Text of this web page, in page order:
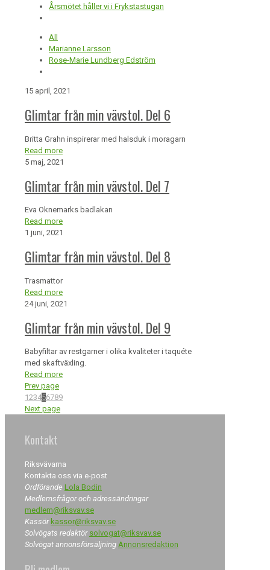
Årsmötet håller vi i Frykstastugan
All
Marianne Larsson
Rose-Marie Lundberg Edström
15 april, 2021
Glimtar från min vävstol. Del 6
Britta Grahn inspirerar med halsduk i moragarn
Read more
5 maj, 2021
Glimtar från min vävstol. Del 7
Eva Oknemarks badlakan
Read more
1 juni, 2021
Glimtar från min vävstol. Del 8
Trasmattor
Read more
24 juni, 2021
Glimtar från min vävstol. Del 9
Babyfiltar av restgarner i olika kvaliteter i taquéte
med skaftväxling.
Read more
Prev page
123456789
Next page
Kontakt
Riksvävarna
Kontakta oss via e-post
Ordförande Lola Bodin
Medlemsfrågor och adressändringar
medlem@riksvav.se
Kassör kassor@riksvav.se
Solvögats redaktör solvogat@riksvav.se
Solvögat annonsförsäljning Annonsredaktion